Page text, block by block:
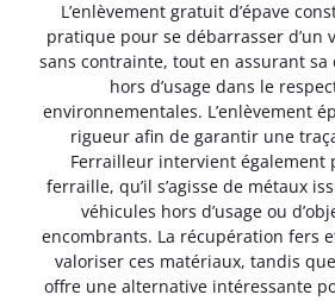
L’enlèvement gratuit d’épave
pratique pour se débarrasser d’un
sans contrainte, tout en assurant
hors d’usage dans le
environnementales. L’enlèvement
rigueur afin de garantir une
Ferrailleur intervient également
ferraille, qu’il s’agisse de métaux
véhicules hors d’usage ou
encombrants. La récupération fers
valoriser ces matériaux, tandis
offre une alternative intéressante